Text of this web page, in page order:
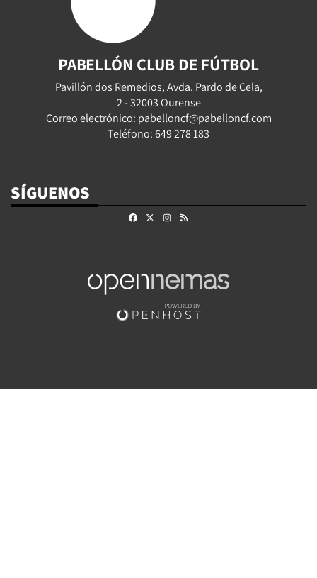
PABELLÓN CLUB DE FÚTBOL
Pavillón dos Remedios, Avda. Pardo de Cela,
2 - 32003 Ourense
Correo electrónico: pabelloncf@pabelloncf.com
Teléfono: 649 278 183
SÍGUENOS
FacebookInstagram